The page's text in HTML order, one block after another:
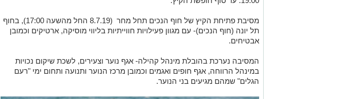
מסיבת פתיחת הקיץ של חוף הנכים תחל מחר (8.7.19 החל מהשעה 17:00), בחוף
תל יונה (חוף הנכים)- עם מגוון פעילויות חווייתיות בליווי מוסיקה, ארטיקים וכמובן
אבטיחים.
המסיבה נערכת בהובלת מינהל קהילה- אגף נוער וצעירים, לשכת שיקום נכויות
במינהל הרווחה, אגף חופים ואגמים וכמובן מרכז הנוער ותנועה ותחום ימי "רעם
הגלים" שמהם מגיעים בני הנוער.